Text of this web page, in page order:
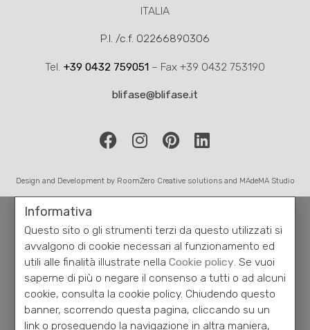
ITALIA
P.I. /c.f. 02266890306
Tel. +39 0432 759051 – Fax +39 0432 753190
blifase@blifase.it
Design and Development by RoomZero Creative solutions and MAdeMAStudio
Informativa
Questo sito o gli strumenti terzi da questo utilizzati si
avvalgono di cookie necessari al funzionamento ed
utili alle finalità illustrate nella Cookie policy. Se vuoi
saperne di più o negare il consenso a tutti o ad alcuni
cookie, consulta la cookie policy. Chiudendo questo
banner, scorrendo questa pagina, cliccando su un
link o proseguendo la navigazione in altra maniera,